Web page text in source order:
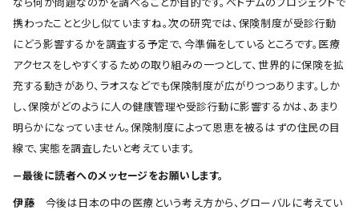
なら何が問題なのかを調べることが目的です。ベトナムのプロジェクトで
携わったことと少し似ていますね。次の研究では、保険制度が受診行動
にどう影響するかを調査する予定で、今準備をしているところです。医療
アクセスをしやすくするための取り組みの一つとして、世界的に保険を拡
充する動きがあり、ラオスなどでも保険制度が広がりつつあります。しか
し、保険がどのように人の健康管理や受診行動に影響するかは、あまり
明らかになっていません。保険制度によって恩恵を被るはずの住民の目
線で、実態を調査したいと考えています。
―最後に読者へのメッセージをお願いします。
伊藤 今後は日本の中の医療という考え方から、グローバルに考えてい